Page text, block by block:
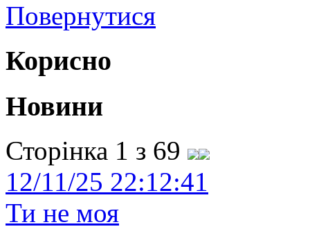
Повернутися
Корисно
Новини
Сторінка 1 з 69
12/11/25 22:12:41
Ти не моя